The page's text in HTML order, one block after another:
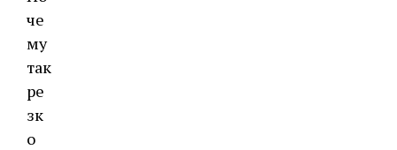
че
му
так
ре
зк
о